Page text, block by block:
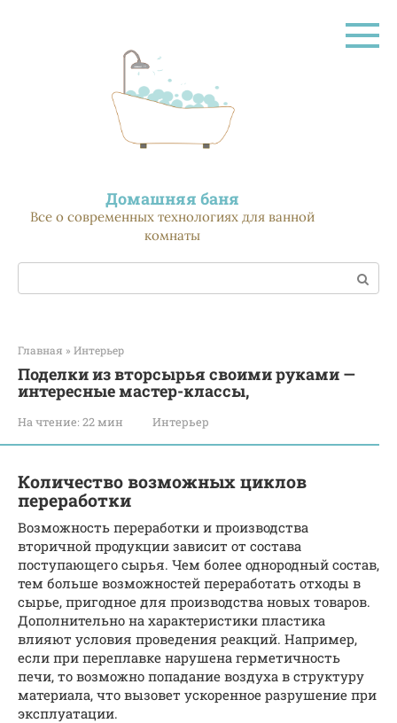
Домашняя баня
Все о современных технологиях для ванной
комнаты
Поиск:
Главная » Интерьер
Поделки из вторсырья своими руками —
интересные мастер-классы,
На чтение: 22 мин Интерьер
Количество возможных циклов
переработки
Возможность переработки и производства
вторичной продукции зависит от состава
поступающего сырья. Чем более однородный состав,
тем больше возможностей переработать отходы в
сырье, пригодное для производства новых товаров.
Дополнительно на характеристики пластика
влияют условия проведения реакций. Например,
если при переплавке нарушена герметичность
печи, то возможно попадание воздуха в структуру
материала, что вызовет ускоренное разрушение при
эксплуатации.